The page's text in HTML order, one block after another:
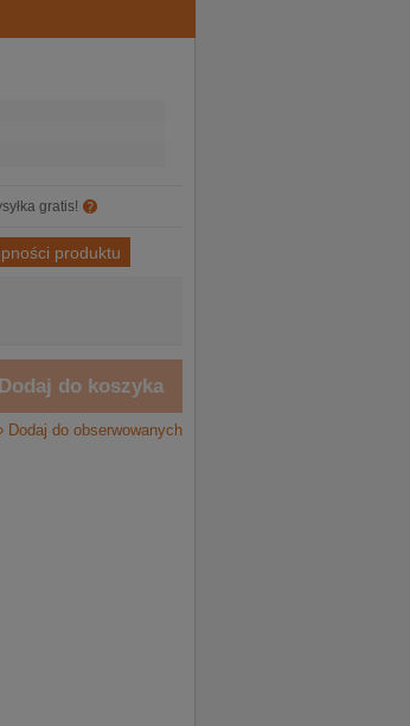
gratis!
produktu
Dodaj do koszyka
Dodaj do obserwowanych